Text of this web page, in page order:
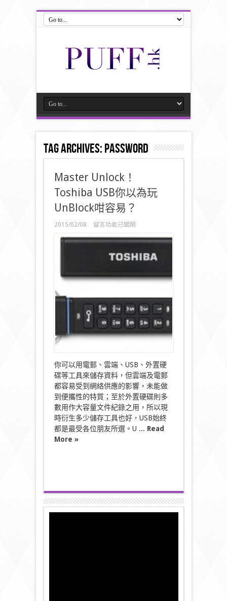
Tag Archives:password
Master Unlock！
Toshiba USB你以為玩
UnBlock咁容易？
2015/02/08
在
Unlock！
為
UnBlock
咁
容
易？〉
中
留言功能已關閉
你可以用電郵、雲端、USB、外置硬
碟等工具來儲存資料，但雲端及電郵
都容易受到網絡供應的影響，未能做
到便攜性的特質；至於外置硬碟則多
數用作大容量文件紀錄之用，所以現
時衍生多少儲存工具也好，USB始終
都是最受各位朋友所選。U ... Read
More »